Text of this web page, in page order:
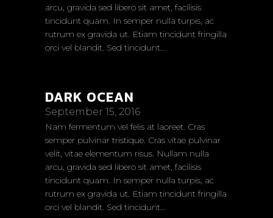
arcu, gravida sed libero sit amet, facilisis
tincidunt quam. In semper nulla turpis, ac
rutrum ex gravida ut. Etiam tincidunt fringilla
orci vel blandit. Sed tincidunt...
DARK OCEAN
September 15, 2016
Nam fermentum vel felis at laoreet. Cras
semper pulvinar tristique. Cras vitae pulvinar
velit, vitae elementum risus. Nullam nulla
arcu, gravida sed libero sit amet, facilisis
tincidunt quam. In semper nulla turpis, ac
rutrum ex gravida ut. Etiam tincidunt fringilla
orci vel blandit. Sed tincidunt...